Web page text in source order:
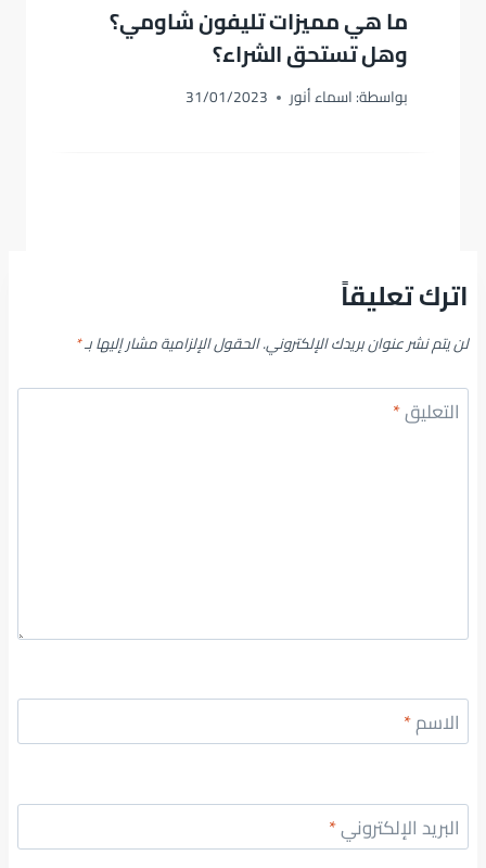
ما هي مميزات تليفون شاومي؟
وهل تستحق الشراء؟
بواسطة:اسماء أنور 31/01/2023
اترك تعليقاً
لن يتم نشر عنوان بريدك الإلكتروني.الحقول الإلزامية مشار إليها بـ*
التعليق*
الاسم*
البريد الإلكتروني*